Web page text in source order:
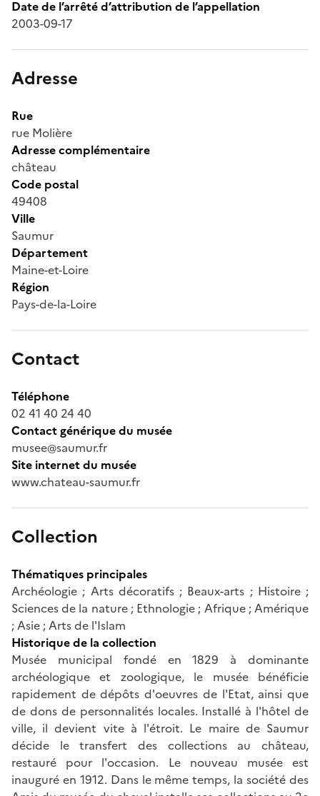
Date de l’arrêté d’attribution de l’appellation
2003-09-17
Adresse
Rue
rue Molière
Adresse complémentaire
château
Code postal
49408
Ville
Saumur
Département
Maine-et-Loire
Région
Pays-de-la-Loire
Contact
Téléphone
02 41 40 24 40
Contact générique du musée
musee@saumur.fr
Site internet du musée
www.chateau-saumur.fr
Collection
Thématiques principales
Archéologie ; Arts décoratifs ; Beaux-arts ; Histoire ;
Sciences de la nature ; Ethnologie ; Afrique ; Amérique
; Asie ; Arts de l'Islam
Historique de la collection
Musée municipal fondé en 1829 à dominante
archéologique et zoologique, le musée bénéficie
rapidement de dépôts d'oeuvres de l'Etat, ainsi que
de dons de personnalités locales. Installé à l'hôtel de
ville, il devient vite à l'étroit. Le maire de Saumur
décide le transfert des collections au château,
restauré pour l'occasion. Le nouveau musée est
inauguré en 1912. Dans le même temps, la société des